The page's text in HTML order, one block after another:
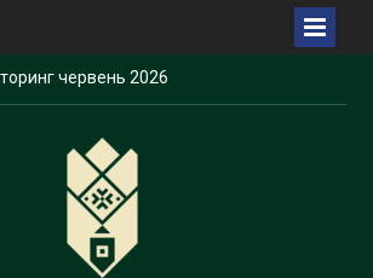
виховних
з національно-
виховання
молоді у
2026 року
2026 року